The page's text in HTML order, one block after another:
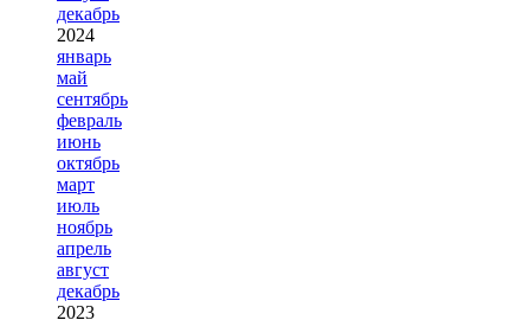
декабрь
2024
январь
май
сентябрь
февраль
июнь
октябрь
март
июль
ноябрь
апрель
август
декабрь
2023